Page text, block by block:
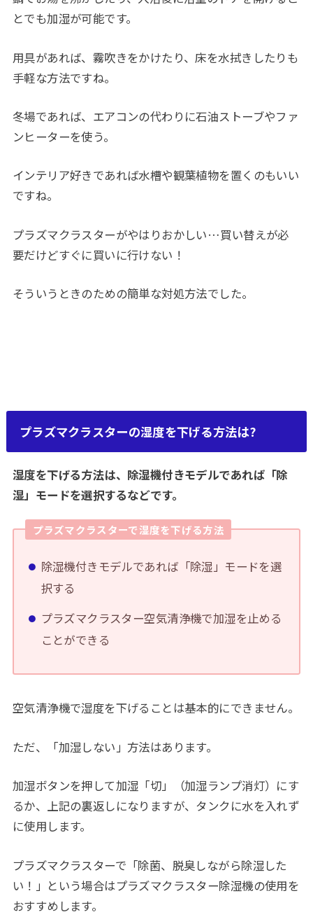
とでも加湿が可能です。
用具があれば、霧吹きをかけたり、床を水拭きしたりも
手軽な方法ですね。
冬場であれば、エアコンの代わりに石油ストーブやファ
ンヒーターを使う。
インテリア好きであれば水槽や観葉植物を置くのもいい
ですね。
プラズマクラスターがやはりおかしい…買い替えが必
要だけどすぐに買いに行けない！
そういうときのための簡単な対処方法でした。
プラズマクラスターの湿度を下げる方法は?
湿度を下げる方法は、除湿機付きモデルであれば「除
湿」モードを選択するなどです。
プラズマクラスターで湿度を下げる方法
除湿機付きモデルであれば「除湿」モードを選
択する
プラズマクラスター空気清浄機で加湿を止める
ことができる
空気清浄機で湿度を下げることは基本的にできません。
ただ、「加湿しない」方法はあります。
加湿ボタンを押して加湿「切」（加湿ランプ消灯）にす
るか、上記の裏返しになりますが、タンクに水を入れず
に使用します。
プラズマクラスターで「除菌、脱臭しながら除湿した
い！」という場合はプラズマクラスター除湿機の使用を
おすすめします。